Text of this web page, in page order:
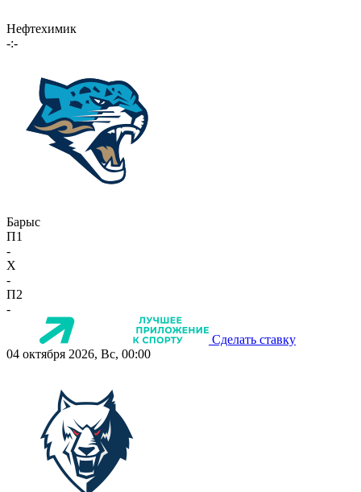
Нефтехимик
-:-
Барыс
П1
-
X
-
П2
-
Сделать ставку
04 октября 2026, Вс, 00:00